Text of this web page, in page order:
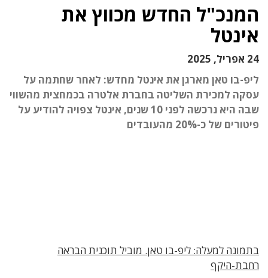
המנכ"ל החדש מכווץ את
אינטל
24 אפריל, 2025
ליפ-בו טאן מארגן את אינטל מחדש: לאחר שחתמה על
עסקה למכירת השליטה בחברת אלטרה בכמחצית מהשווי
שבה היא נרכשה לפני 10 שנים, אינטל צפויה להודיע על
פיטורים של כ-20% מהעובדים
בתמונה למעלה: ליפ-בו טאן. מוביל תוכנית הבראה
רחבת-היקף